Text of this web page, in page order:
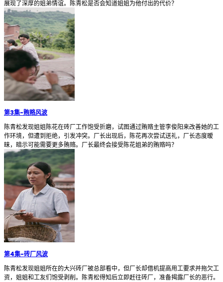
展现了深厚的姐弟情谊。陈青松是否会知道姐姐为他付出的代价？
第3集-贿赂风波
陈青松发现姐姐陈花在砖厂工作饱受折磨，试图通过贿赂主管李俊阳来改善她的工
作环境，但遭到拒绝，引发冲突。厂长出现后，陈花再次尝试送礼，厂长态度暧
昧，暗示可能需要更多贿赂。厂长最终会接受陈花姐弟的贿赂吗？
第4集-砖厂风波
陈青松发现姐姐所在的大兴砖厂被总部看中，但厂长却借机提高用工要求并拖欠工
资，姐姐和工友们饱受剥削。陈青松得知后立即赶往砖厂，准备揭露厂长的恶行。